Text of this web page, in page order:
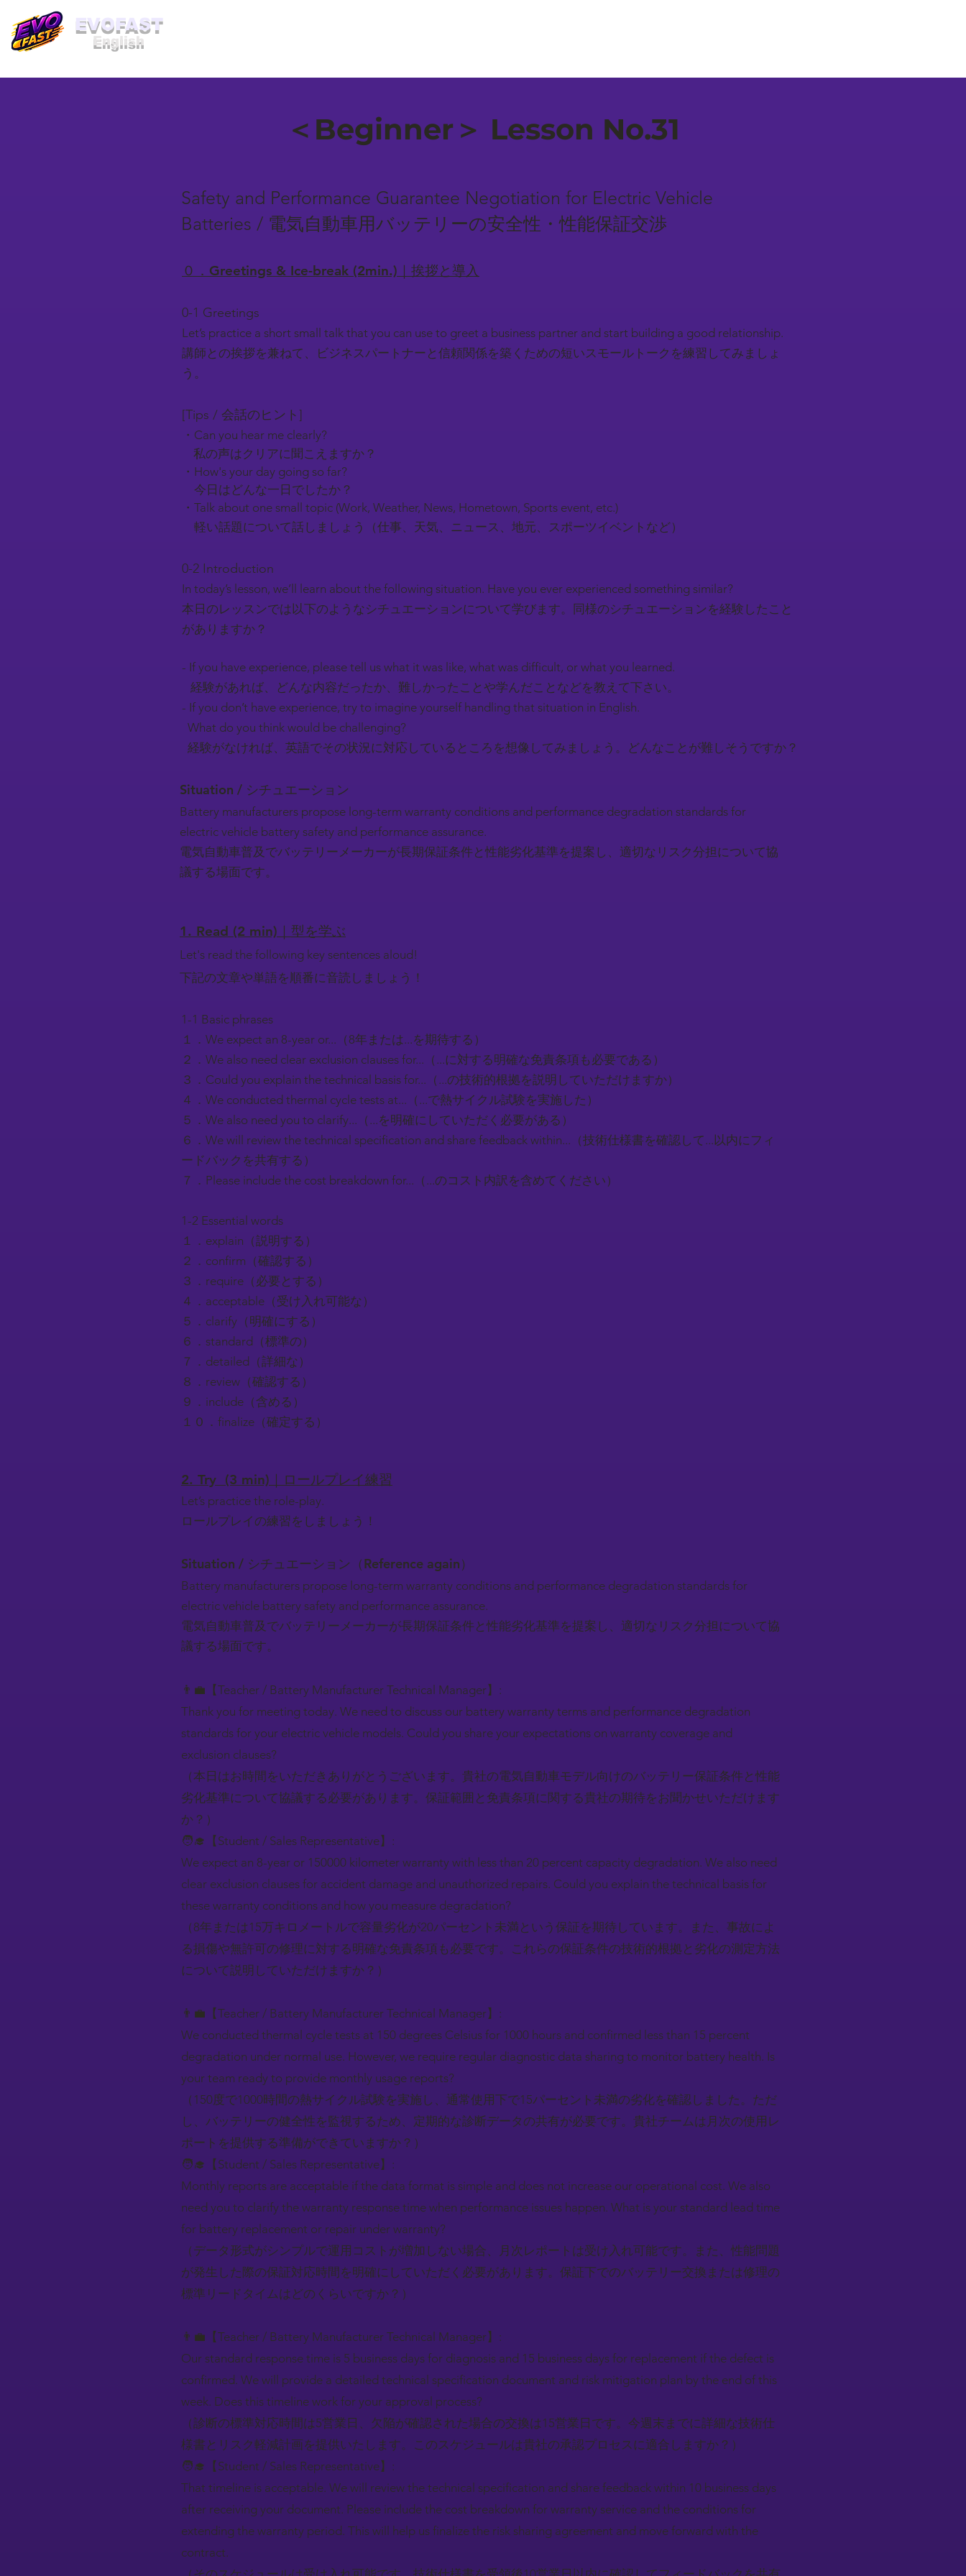
​EVOFAST
English
＜Beginner＞ Lesson No.31
Safety and Performance Guarantee Negotiation for Electric Vehicle
Batteries / 電気自動車用バッテリーの安全性・性能保証交渉
０．Greetings & Ice-break (2min.)｜挨拶と導入
0-1 Greetings
Let’s practice a short small talk that you can use to greet a business partner and start building a good relationship.
講師との挨拶を兼ねて、ビジネスパートナーと信頼関係を築くための短いスモールトークを練習してみましょ
う。
[Tips / 会話のヒント]
・Can you hear me clearly?
私の声はクリアに聞こえますか？
・How's your day going so far?
今日はどんな一日でしたか？
・Talk about one small topic (Work, Weather, News, Hometown, Sports event, etc.)
軽い話題について話しましょう（仕事、天気、ニュース、地元、スポーツイベントなど）
0-2 Introduction​
In today’s lesson, we’ll learn about the following situation. Have you ever experienced something similar?
本日のレッスンでは以下のようなシチュエーションについて学びます。同様のシチュエーションを経験したこと
がありますか？​
- If you have experience, please tell us what it was like, what was difficult, or what you learned.
経験があれば、どんな内容だったか、難しかったことや学んだことなどを教えて下さい。
- If you don’t have experience, try to imagine yourself handling that situation in English.
What do you think would be challenging?
経験がなければ、英語でその状況に対応しているところを想像してみましょう。どんなことが難しそうですか？
Situation / シチュエーション
Battery manufacturers propose long-term warranty conditions and performance degradation standards for
electric vehicle battery safety and performance assurance.
電気自動車普及でバッテリーメーカーが長期保証条件と性能劣化基準を提案し、適切なリスク分担について協
議する場面です。
1. Read (2 min)｜型を学ぶ
Let's read the following key sentences aloud!
下記の文章や単語を順番に音読しましょう！
1-1 Basic phrases
１．We expect an 8-year or...（8年または...を期待する）
２．We also need clear exclusion clauses for...（...に対する明確な免責条項も必要である）
３．Could you explain the technical basis for...（...の技術的根拠を説明していただけますか）
４．We conducted thermal cycle tests at...（...で熱サイクル試験を実施した）
５．We also need you to clarify...（...を明確にしていただく必要がある）
６．We will review the technical specification and share feedback within...（技術仕様書を確認して...以内にフィ
ードバックを共有する）
７．Please include the cost breakdown for...（...のコスト内訳を含めてください）
1-2 Essential words
１．explain（説明する）
２．confirm（確認する）
３．require（必要とする）
４．acceptable（受け入れ可能な）
５．clarify（明確にする）
６．standard（標準の）
７．detailed（詳細な）
８．review（確認する）
９．include（含める）
１０．finalize（確定する）
2. Try (3 min)｜ロールプレイ練習
Let’s practice the role-play.
ロールプレイの練習をしましょう！
Situation / シチュエーション（Reference again）
Battery manufacturers propose long-term warranty conditions and performance degradation standards for
electric vehicle battery safety and performance assurance.
電気自動車普及でバッテリーメーカーが長期保証条件と性能劣化基準を提案し、適切なリスク分担について協
議する場面です。
👨‍💼【Teacher / Battery Manufacturer Technical Manager】:
Thank you for meeting today. We need to discuss our battery warranty terms and performance degradation
standards for your electric vehicle models. Could you share your expectations on warranty coverage and
exclusion clauses?
（本日はお時間をいただきありがとうございます。貴社の電気自動車モデル向けのバッテリー保証条件と性能
劣化基準について協議する必要があります。保証範囲と免責条項に関する貴社の期待をお聞かせいただけます
か？）
🧑‍🎓【Student / Sales Representative】:
We expect an 8-year or 150000 kilometer warranty with less than 20 percent capacity degradation. We also need
clear exclusion clauses for accident damage and unauthorized repairs. Could you explain the technical basis for
these warranty conditions and how you measure degradation?
（8年または15万キロメートルで容量劣化が20パーセント未満という保証を期待しています。また、事故によ
る損傷や無許可の修理に対する明確な免責条項も必要です。これらの保証条件の技術的根拠と劣化の測定方法
について説明していただけますか？）
👨‍💼【Teacher / Battery Manufacturer Technical Manager】:
We conducted thermal cycle tests at 150 degrees Celsius for 1000 hours and confirmed less than 15 percent
degradation under normal use. However, we require regular diagnostic data sharing to monitor battery health. Is
your team ready to provide monthly usage reports?
（150度で1000時間の熱サイクル試験を実施し、通常使用下で15パーセント未満の劣化を確認しました。ただ
し、バッテリーの健全性を監視するため、定期的な診断データの共有が必要です。貴社チームは月次の使用レ
ポートを提供する準備ができていますか？）
🧑‍🎓【Student / Sales Representative】:
Monthly reports are acceptable if the data format is simple and does not increase our operational cost. We also
need you to clarify the warranty response time when performance issues happen. What is your standard lead time
for battery replacement or repair under warranty?
（データ形式がシンプルで運用コストが増加しない場合、月次レポートは受け入れ可能です。また、性能問題
が発生した際の保証対応時間を明確にしていただく必要があります。保証下でのバッテリー交換または修理の
標準リードタイムはどのくらいですか？）
👨‍💼【Teacher / Battery Manufacturer Technical Manager】:
Our standard response time is 5 business days for diagnosis and 15 business days for replacement if the defect is
confirmed. We will provide a detailed technical specification document and risk mitigation plan by the end of this
week. Does this timeline work for your approval process?
（診断の標準対応時間は5営業日、欠陥が確認された場合の交換は15営業日です。今週末までに詳細な技術仕
様書とリスク軽減計画を提供いたします。このスケジュールは貴社の承認プロセスに適合しますか？）
🧑‍🎓【Student / Sales Representative】:
That timeline is acceptable. We will review the technical specification and share feedback within 10 business days
after receiving your document. Please include the cost breakdown for warranty service and the conditions for
extending the warranty period. This will help us finalize the risk sharing agreement and move forward with the
contract.